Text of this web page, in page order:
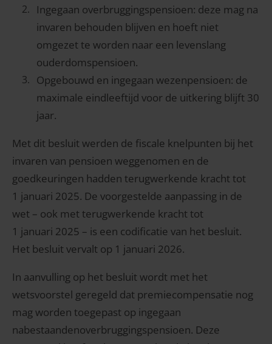
Ingegaan overbruggingspensioen: deze mag na
invaren behouden blijven en hoeft niet
omgezet te worden naar een levenslang
ouderdomspensioen.
Opgebouwd en ingegaan wezenpensioen: de
maximale eindleeftijd voor de uitkering blijft 30
jaar.
Met dit besluit werden de fiscale knelpunten bij het
invaren van pensioen weggenomen en de
goedkeuringen hadden terugwerkende kracht tot
1 januari 2025. De voorgestelde aanpassing in de
wet – ook met terugwerkende kracht tot
1 januari 2025 – is een codificatie van het besluit.
Het besluit vervalt op 1 januari 2026.
In aanvulling op het besluit wordt met het
wetsvoorstel geregeld dat premiecompensatie nog
mag worden toegepast op ingegaan
nabestaandenoverbruggingspensioen. Deze